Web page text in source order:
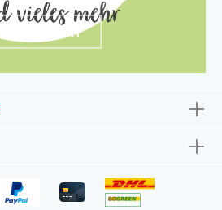
entdecken